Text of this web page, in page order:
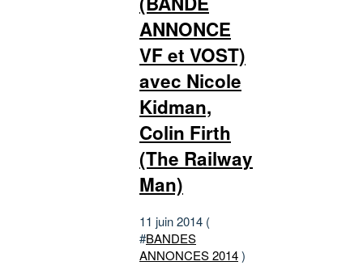
ANNONCE
VF et VOST)
avec Nicole
Kidman,
Colin Firth
(The Railway
Man)
11 juin 2014 (
#BANDES
ANNONCES 2014)